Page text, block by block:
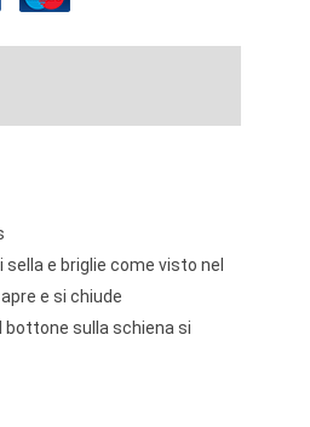
e briglie come visto nel
e si chiude
bottone sulla schiena si